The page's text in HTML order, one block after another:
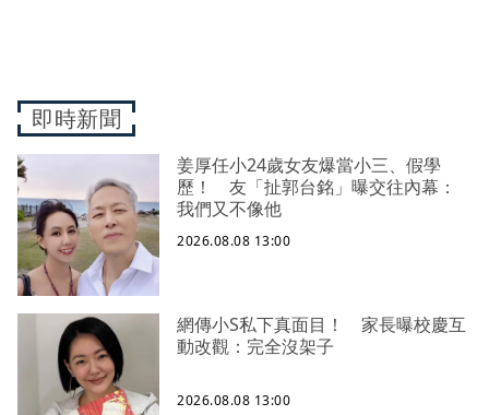
即時新聞
姜厚任小24歲女友爆當小三、假學
歷！ 友「扯郭台銘」曝交往內幕：
我們又不像他
2026.08.08 13:00
網傳小S私下真面目！ 家長曝校慶互
動改觀：完全沒架子
2026.08.08 13:00